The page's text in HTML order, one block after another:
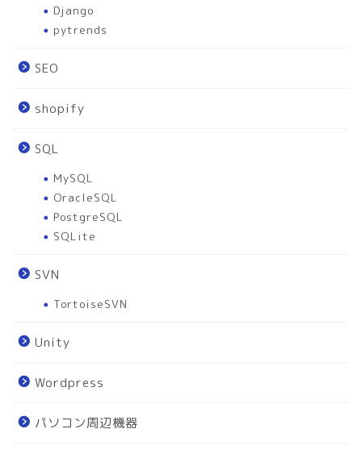
Django
pytrends
SEO
shopify
SQL
MySQL
OracleSQL
PostgreSQL
SQLite
SVN
TortoiseSVN
Unity
Wordpress
パソコン周辺機器